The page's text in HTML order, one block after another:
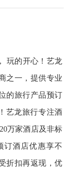
玩的开心！艺龙
之一，提供专业
的旅行产品预订
艺龙旅行专注酒
万家酒店及非标
订酒店优惠享不
折扣再返现，优